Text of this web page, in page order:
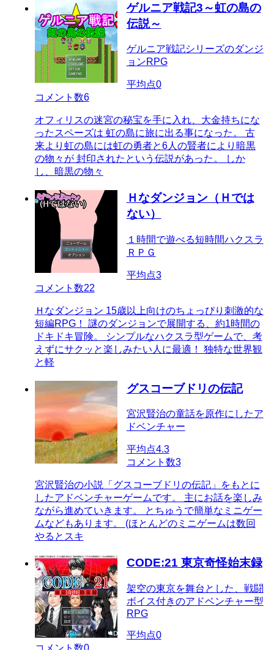
ゲルニア戦記3～虹の島の
伝説～
ゲルニア戦記シリーズのダンジ
ョンRPG
平均点0
コメント数6
オフィリスの迷宮の秘宝を手に入れ、大金持ちにな
ったスペーズは 虹の島に旅に出る事になった。 古
来より虹の島には虹の勇者と6人の賢者により暗黒
の物々が 封印されたという伝説があった。 しか
し、暗黒の物々
Ｈなダンジョン（Ｈでは
ない）
１時間で遊べる短時間ハクスラ
ＲＰＧ
平均点3
コメント数22
Ｈなダンジョン 15歳以上向けのちょっぴり刺激的な
短編RPG！ 謎のダンジョンで展開する、約1時間の
ドキドキ冒険。 シンプルなハクスラ型ゲームで、考
えずにサクッと楽しみたい人に最適！ 独特な世界観
と軽
グスコーブドリの伝記
宮沢賢治の童話を原作にしたア
ドベンチャー
平均点4.3
コメント数3
宮沢賢治の小説「グスコーブドリの伝記」をもとに
したアドベンチャーゲームです。 主にお話を楽しみ
ながら進めていきます。 とちゅうで簡単なミニゲー
ムなどもあります。 (ほとんどのミニゲームは数回
やるとスキ
CODE:21 東京奇怪始末録
架空の東京を舞台とした、戦闘
ボイス付きのアドベンチャー型
RPG
平均点0
コメント数0